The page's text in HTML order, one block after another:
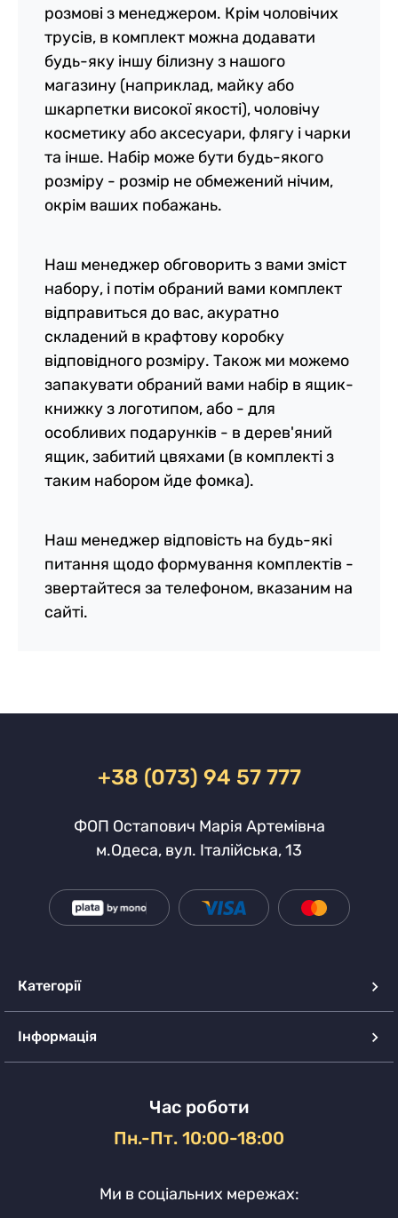
розмові з менеджером. Крім чоловічих
трусів, в комплект можна додавати
будь-яку іншу білизну з нашого
магазину (наприклад, майку або
шкарпетки високої якості), чоловічу
косметику або аксесуари, флягу і чарки
та інше. Набір може бути будь-якого
розміру - розмір не обмежений нічим,
окрім ваших побажань.
Наш менеджер обговорить з вами зміст
набору, і потім обраний вами комплект
відправиться до вас, акуратно
складений в крафтову коробку
відповідного розміру. Також ми можемо
запакувати обраний вами набір в ящик-
книжку з логотипом, або - для
особливих подарунків - в дерев'яний
ящик, забитий цвяхами (в комплекті з
таким набором йде фомка).
Наш менеджер відповість на будь-які
питання щодо формування комплектів -
звертайтеся за телефоном, вказаним на
сайті.
+38 (073) 94 57 777
ФОП Остапович Марія Артемівна
м.Одеса, вул. Італійська, 13
Категорії
Інформація
Час роботи
Пн.-Пт. 10:00-18:00
Ми в соціальних мережах: